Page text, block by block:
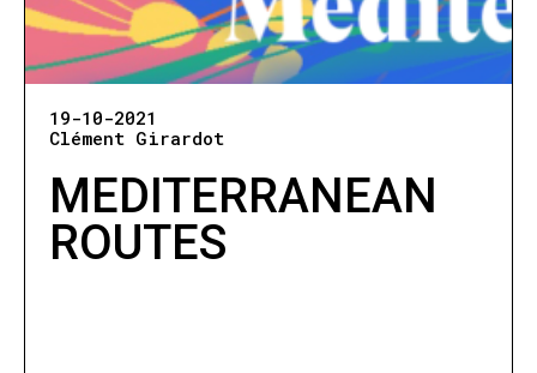
19-10-2021
Clément Girardot
MEDITERRANEAN
ROUTES